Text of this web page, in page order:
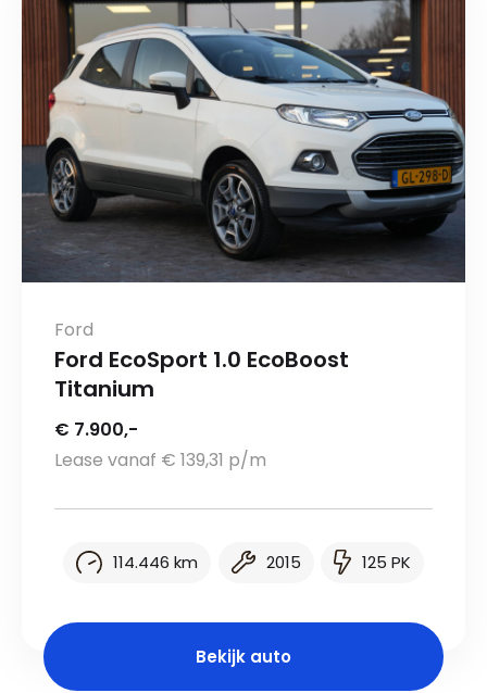
Ford
Ford EcoSport 1.0 EcoBoost
Titanium
€ 7.900,-
Lease vanaf € 139,31 p/m
114.446 km 2015 125 PK
Bekijk auto